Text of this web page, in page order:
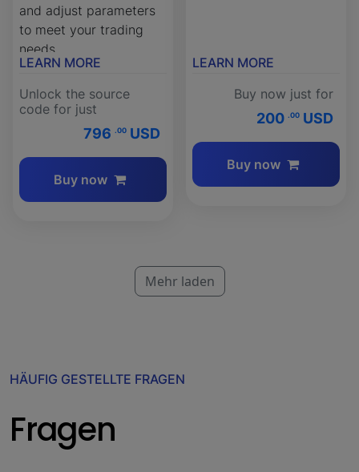
and adjust parameters
to meet your trading
needs.
LEARN MORE
Unlock the source
code for just
796 .00 USD
Buy now
LEARN MORE
Buy now just for
200 .00 USD
Buy now
Mehr laden
HÄUFIG GESTELLTE FRAGEN
Fragen